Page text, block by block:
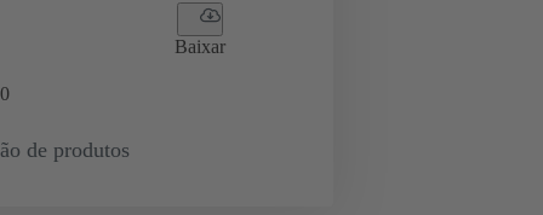
Baixar
0
de produtos